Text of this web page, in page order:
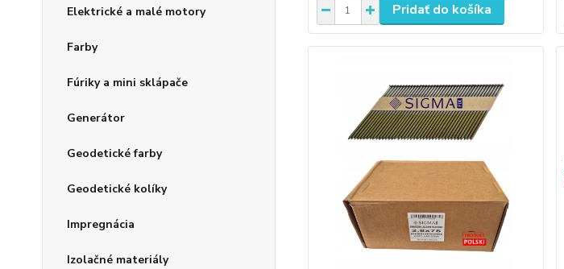
Elektrické a malé motory
Farby
Fúriky a mini sklápače
Generátor
Geodetické farby
Geodetické kolíky
Impregnácia
Izolačné materiály
Pridať do košíka